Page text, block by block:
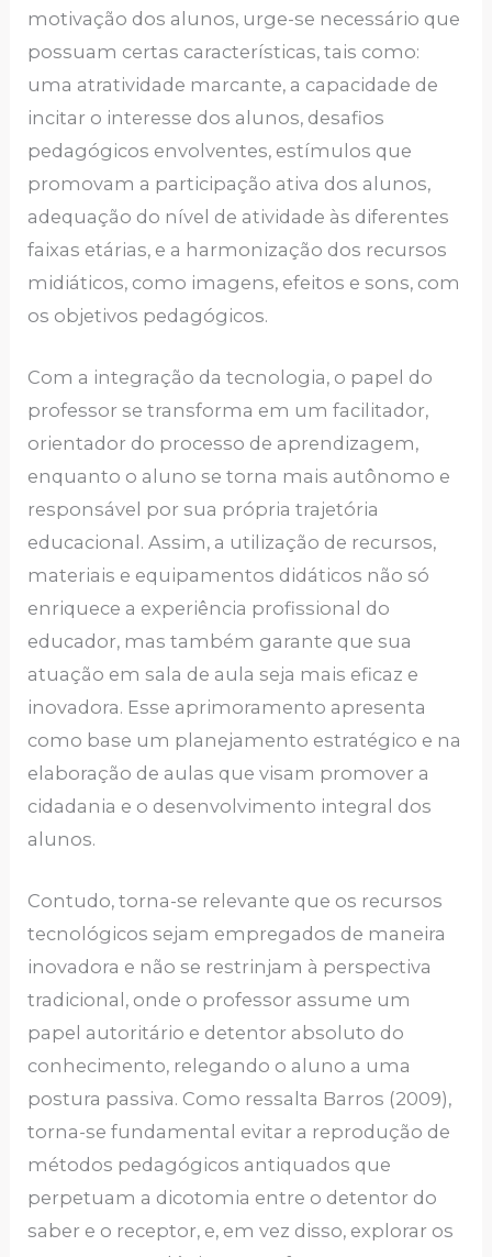
motivação dos alunos, urge-se necessário que
possuam certas características, tais como:
uma atratividade marcante, a capacidade de
incitar o interesse dos alunos, desafios
pedagógicos envolventes, estímulos que
promovam a participação ativa dos alunos,
adequação do nível de atividade às diferentes
faixas etárias, e a harmonização dos recursos
midiáticos, como imagens, efeitos e sons, com
os objetivos pedagógicos.
Com a integração da tecnologia, o papel do
professor se transforma em um facilitador,
orientador do processo de aprendizagem,
enquanto o aluno se torna mais autônomo e
responsável por sua própria trajetória
educacional. Assim, a utilização de recursos,
materiais e equipamentos didáticos não só
enriquece a experiência profissional do
educador, mas também garante que sua
atuação em sala de aula seja mais eficaz e
inovadora. Esse aprimoramento apresenta
como base um planejamento estratégico e na
elaboração de aulas que visam promover a
cidadania e o desenvolvimento integral dos
alunos.
Contudo, torna-se relevante que os recursos
tecnológicos sejam empregados de maneira
inovadora e não se restrinjam à perspectiva
tradicional, onde o professor assume um
papel autoritário e detentor absoluto do
conhecimento, relegando o aluno a uma
postura passiva. Como ressalta Barros (2009),
torna-se fundamental evitar a reprodução de
métodos pedagógicos antiquados que
perpetuam a dicotomia entre o detentor do
saber e o receptor, e, em vez disso, explorar os